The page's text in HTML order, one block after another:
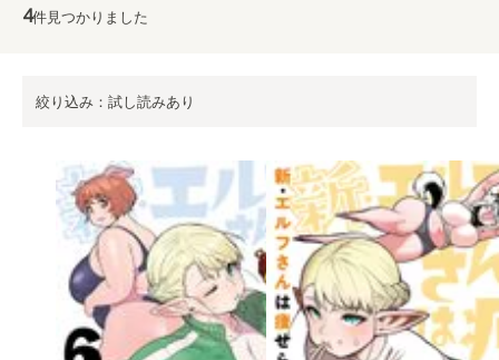
4件見つかりました
絞り込み：試し読みあり